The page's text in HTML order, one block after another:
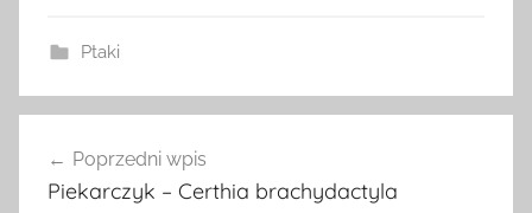
Ptaki
wpisu
Poprzedni wpis
Piekarczyk – Certhia brachydactyla